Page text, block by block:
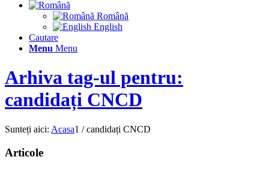
Română
English
Cautare
Menu Menu
Arhiva tag-ul pentru:
candidați CNCD
Sunteți aici: Acasa1 / candidați CNCD
Articole